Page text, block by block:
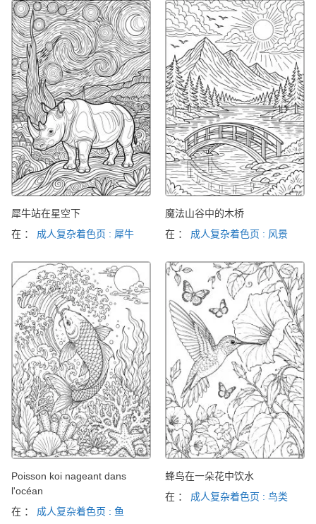
犀牛站在星空下
在 ： 成人复杂着色页 : 犀牛
魔法山谷中的木桥
在 ： 成人复杂着色页 : 风景
Poisson koi nageant dans
l'océan
在 ： 成人复杂着色页 : 鱼
蜂鸟在一朵花中饮水
在 ： 成人复杂着色页 : 鸟类